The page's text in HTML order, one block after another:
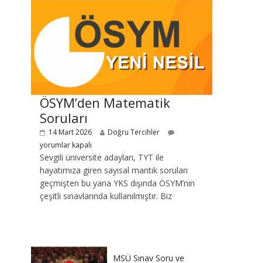
ÖSYM’den Matematik
Soruları
14 Mart 2026
Doğru Tercihler
yorumlar kapalı
Sevgili üniversite adayları, TYT ile
hayatımıza giren sayısal mantık soruları
geçmişten bu yana YKS dışında ÖSYM’nin
çeşitli sınavlarında kullanılmıştır. Biz
MSÜ Sınav Soru ve